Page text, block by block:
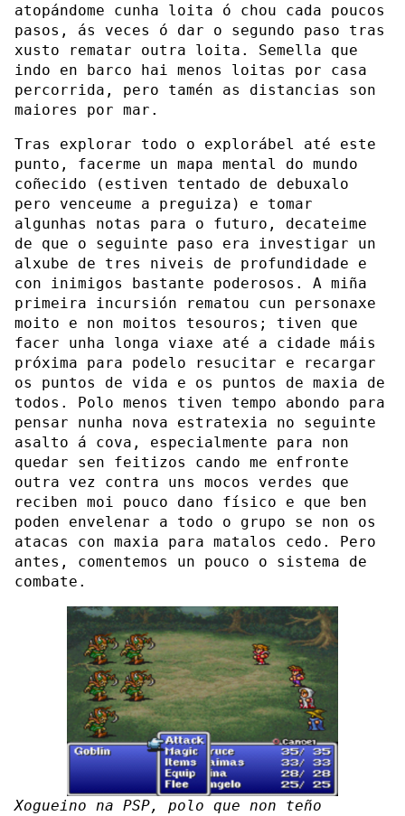
atopándome cunha loita ó chou cada poucos
pasos, ás veces ó dar o segundo paso tras
xusto rematar outra loita. Semella que
indo en barco hai menos loitas por casa
percorrida, pero tamén as distancias son
maiores por mar.
Tras explorar todo o explorábel até este
punto, facerme un mapa mental do mundo
coñecido (estiven tentado de debuxalo
pero venceume a preguiza) e tomar
algunhas notas para o futuro, decateime
de que o seguinte paso era investigar un
alxube de tres niveis de profundidade e
con inimigos bastante poderosos. A miña
primeira incursión rematou cun personaxe
moito e non moitos tesouros; tiven que
facer unha longa viaxe até a cidade máis
próxima para podelo resucitar e recargar
os puntos de vida e os puntos de maxia de
todos. Polo menos tiven tempo abondo para
pensar nunha nova estratexia no seguinte
asalto á cova, especialmente para non
quedar sen feitizos cando me enfronte
outra vez contra uns mocos verdes que
reciben moi pouco dano físico e que ben
poden envelenar a todo o grupo se non os
atacas con maxia para matalos cedo. Pero
antes, comentemos un pouco o sistema de
combate.
Xogueino na PSP, polo que non teño